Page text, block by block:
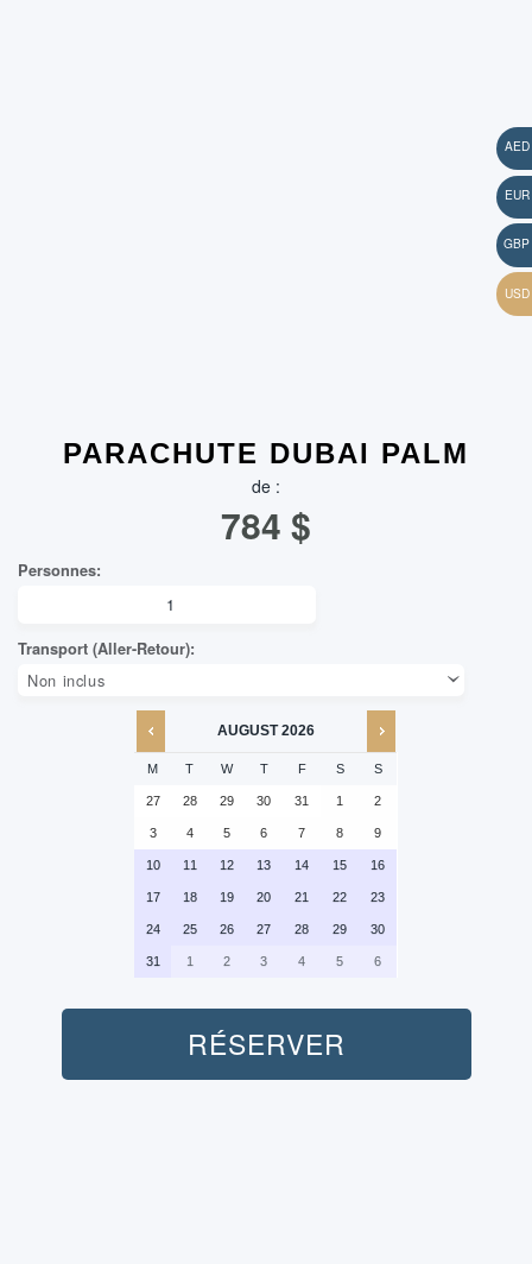
PARACHUTE DUBAI PALM
de :
784 $
AUGUST 2026
M T W T F S S
27 28 29 30 31 1 2
3 4 5 6 7 8 9
10 11 12 13 14 15 16
17 18 19 20 21 22 23
24 25 26 27 28 29 30
31 1 2 3 4 5 6
RÉSERVER